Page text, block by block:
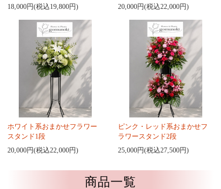
18,000円(税込19,800円)
20,000円(税込22,000円)
ホワイト系おまかせフラワー
スタンド1段
20,000円(税込22,000円)
ピンク・レッド系おまかせフ
ラワースタンド2段
25,000円(税込27,500円)
商品一覧